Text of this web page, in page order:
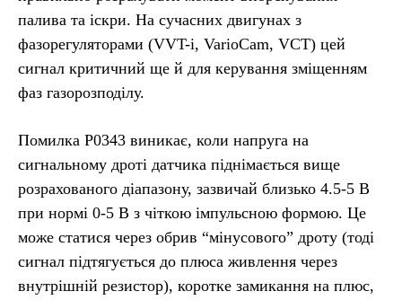
палива та іскри. На сучасних двигунах з
фазорегуляторами (VVT-i, VarioCam, VCT) цей
сигнал критичний ще й для керування зміщенням
фаз газорозподілу.
Помилка P0343 виникає, коли напруга на
сигнальному дроті датчика піднімається вище
розрахованого діапазону, зазвичай близько 4.5-5 В
при нормі 0-5 В з чіткою імпульсною формою. Це
може статися через обрив “мінусового” дроту (тоді
сигнал підтягується до плюса живлення через
внутрішній резистор), коротке замикання на плюс,